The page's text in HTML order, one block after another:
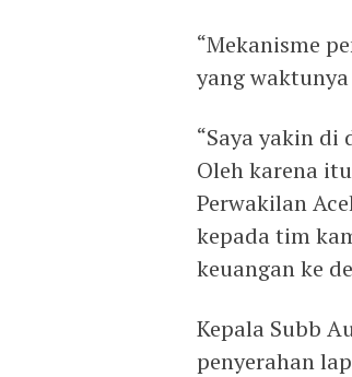
“Mekanisme
yang
“Saya yakin
Oleh karena
Perwakilan
kepada tim
keuangan ke
Kepala Subb
penyerahan